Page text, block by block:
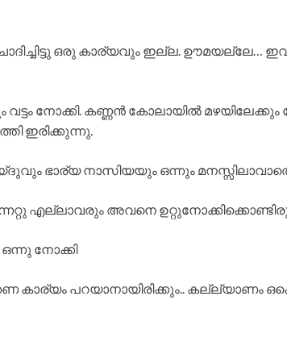
ഒരു കാര്യവും ഇല്ല. ഊമയല്ലേ…
നോക്കി. കണ്ണൻ കോലായിൽ മഴയിലേക്കും
ഇരിക്കുന്നു.
ഭാര്യ നാസിയയും ഒന്നും
എല്ലാവരും അവനെ
നോക്കി
കാര്യം പറയാനായിരിക്കും.. കല്ല്യാണം